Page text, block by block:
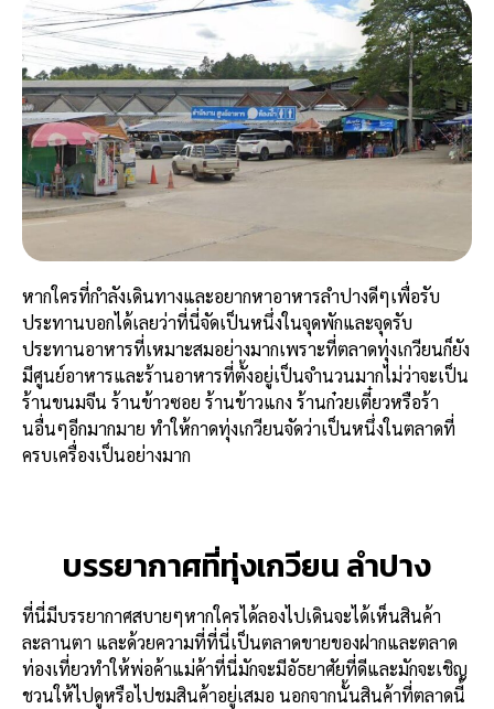
หากใครที่กำลังเดินทางและอยากหาอาหารลำปางดีๆเพื่อรับ
ประทานบอกได้เลยว่าที่นี่จัดเป็นหนึ่งในจุดพักและจุดรับ
ประทานอาหารที่เหมาะสมอย่างมากเพราะที่ตลาดทุ่งเกวียนก็ยัง
มีศูนย์อาหารและร้านอาหารที่ตั้งอยู่เป็นจำนวนมากไม่ว่าจะเป็น
ร้านขนมจีน ร้านข้าวซอย ร้านข้าวแกง ร้านก๋วยเตี๋ยวหรือร้า
นอื่นๆอีกมากมาย ทำให้กาดทุ่งเกวียนจัดว่าเป็นหนึ่งในตลาดที่
ครบเครื่องเป็นอย่างมาก
บรรยากาศที่ทุ่งเกวียน ลำปาง
ที่นี่มีบรรยากาศสบายๆหากใครได้ลองไปเดินจะได้เห็นสินค้า
ละลานตา และด้วยความที่ที่นี่เป็นตลาดขายของฝากและตลาด
ท่องเที่ยวทำให้พ่อค้าแม่ค้าที่นี่มักจะมีอัธยาศัยที่ดีและมักจะเชิญ
ชวนให้ไปดูหรือไปชมสินค้าอยู่เสมอ นอกจากนั้นสินค้าที่ตลาดนี้